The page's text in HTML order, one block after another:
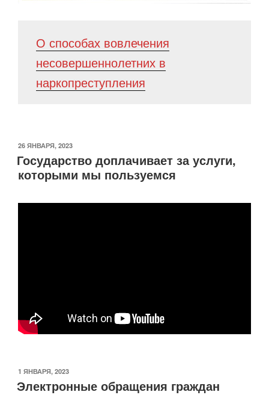
О способах вовлечения
несовершеннолетних в
наркопреступления
ОПУБЛИКОВАНО
26 ЯНВАРЯ, 2023
Государство доплачивает за услуги,
которыми мы пользуемся
ОПУБЛИКОВАНО
1 ЯНВАРЯ, 2023
Электронные обращения граждан